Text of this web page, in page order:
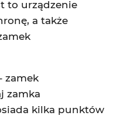
to urządzenie
a także
zamek
zamka
kilka punktów